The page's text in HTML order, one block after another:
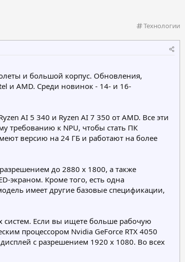
К
т
Технологии
и большой корпус. Обновления,
и AMD. Среди новинок - 14- и 16-
AI 5 340 и Ryzen AI 7 350 от AMD. Все эти
требованию к NPU, чтобы стать ПК
версию на 24 ГБ и работают на более
до 2880 x 1800, а также
экраном. Кроме того, есть одна
имеет другие базовые спецификации,
систем. Если вы ищете больше рабочую
процессором Nvidia GeForce RTX 4050
с разрешением 1920 x 1080. Во всех